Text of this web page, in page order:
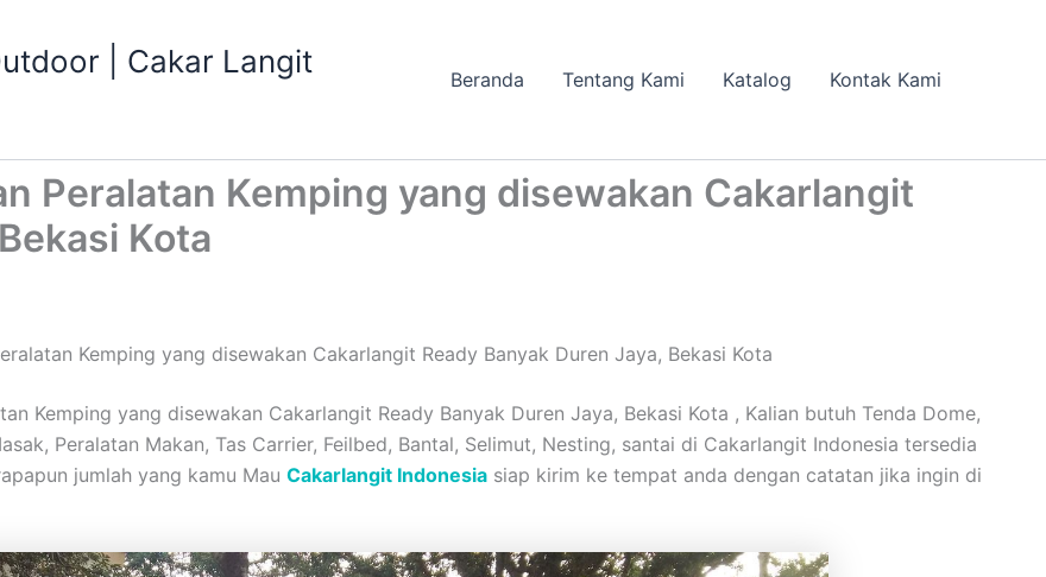
| Cakar Langit
Beranda Tentang Kami Katalog Kontak Kami
Peralatan Kemping yang disewakan Cakarlangit
Kota
Kemping yang disewakan Cakarlangit Ready Banyak Duren Jaya, Bekasi Kota
Kemping yang disewakan Cakarlangit Ready Banyak Duren Jaya, Bekasi Kota , Kalian butuh Tenda Dome,
Peralatan Makan, Tas Carrier, Feilbed, Bantal, Selimut, Nesting, santai di Cakarlangit Indonesia tersedia
jumlah yang kamu Mau Cakarlangit Indonesia siap kirim ke tempat anda dengan catatan jika ingin di